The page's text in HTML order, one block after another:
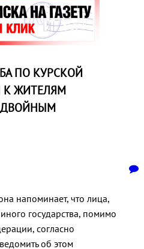
ПО КУРСКОЙ
К ЖИТЕЛЯМ
ДВОЙНЫМ
напоминает, что лица,
государства, помимо
согласно
об этом